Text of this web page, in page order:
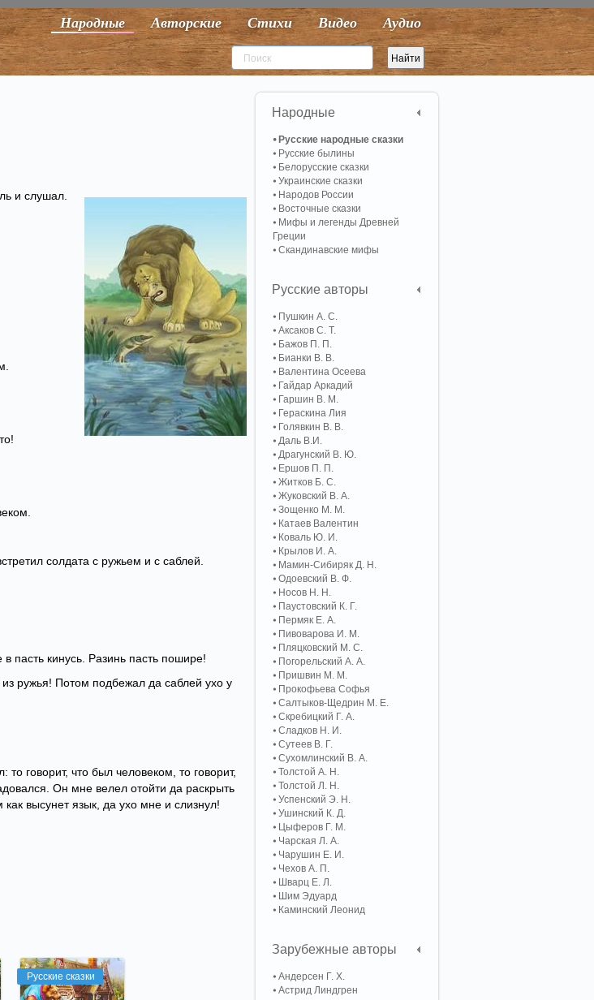
Народные Авторские Стихи Видео Аудио
и слушал.
солдата с ружьем и с саблей.
пасть кинусь. Разинь пасть пошире!
ружья! Потом подбежал да саблей ухо у
говорит, что был человеком, то говорит,
Он мне велел отойти да раскрыть
высунет язык, да ухо мне и слизнул!
Русские сказки
Народные
Русские народные сказки
Русские былины
Белорусские сказки
Украинские сказки
Народов России
Восточные сказки
Мифы и легенды Древней
Греции
Скандинавские мифы
Русские авторы
Пушкин А. С.
Аксаков С. Т.
Бажов П. П.
Бианки В. В.
Валентина Осеева
Гайдар Аркадий
Гаршин В. М.
Гераскина Лия
Голявкин В. В.
Даль В.И.
Драгунский В. Ю.
Ершов П. П.
Житков Б. С.
Жуковский В. А.
Зощенко М. М.
Катаев Валентин
Коваль Ю. И.
Крылов И. А.
Мамин-Сибиряк Д. Н.
Одоевский В. Ф.
Носов Н. Н.
Паустовский К. Г.
Пермяк Е. А.
Пивоварова И. М.
Пляцковский М. С.
Погорельский А. A.
Пришвин М. М.
Прокофьева Софья
Салтыков-Щедрин М. Е.
Скребицкий Г. А.
Сладков Н. И.
Сутеев В. Г.
Сухомлинский В. А.
Толстой А. Н.
Толстой Л. Н.
Успенский Э. Н.
Ушинский К. Д.
Цыферов Г. М.
Чарская Л. А.
Чарушин Е. И.
Чехов А. П.
Шварц Е. Л.
Шим Эдуард
Каминский Леонид
Зарубежные авторы
Андерсен Г. Х.
Астрид Линдгрен